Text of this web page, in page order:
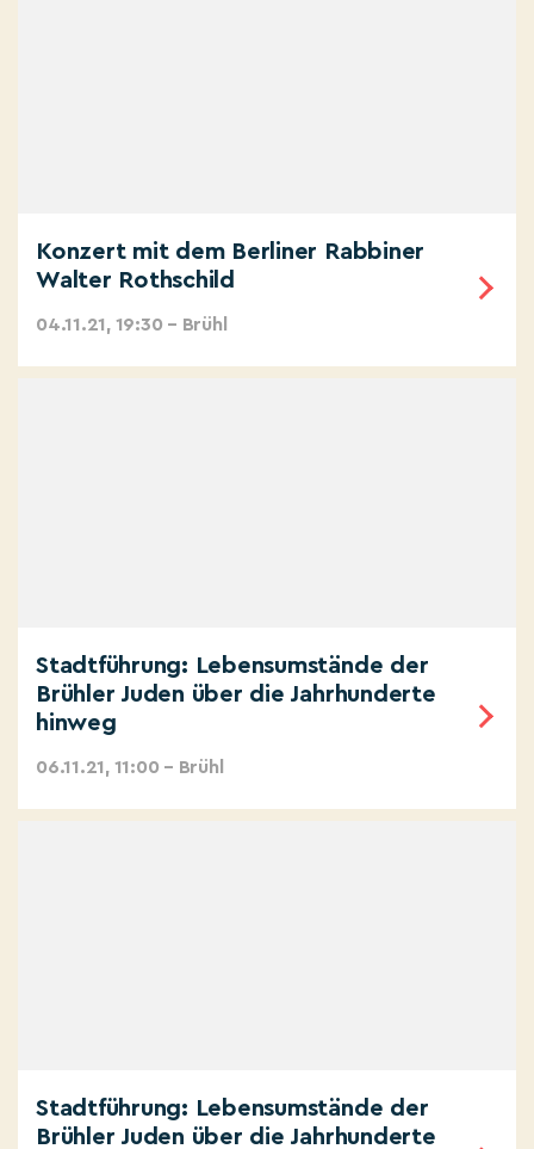
Konzert mit dem Berliner Rabbiner
Walter Rothschild
04.11.21, 19:30 – Brühl
Stadtführung: Lebensumstände der
Brühler Juden über die Jahrhunderte
hinweg
06.11.21, 11:00 – Brühl
Stadtführung: Lebensumstände der
Brühler Juden über die Jahrhunderte